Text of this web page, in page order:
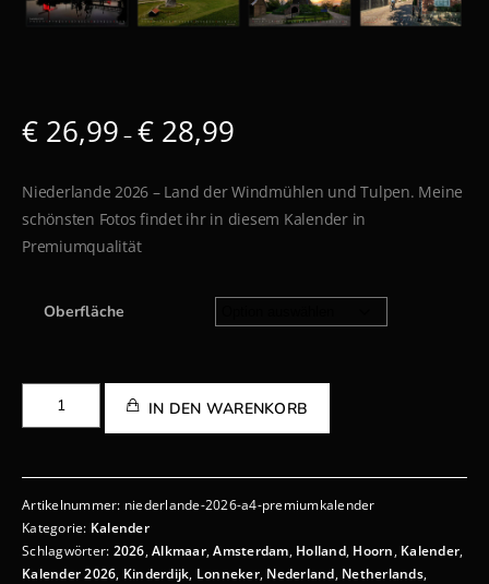
€ 26,99 – €28,99
Niederlande 2026 – Land der Windmühlen und Tulpen. Meine
schönsten Fotos findet ihr in diesem Kalender in
Premiumqualität
Oberfläche
IN DEN WARENKORB
Artikelnummer: niederlande-2026-a4-premiumkalender
Kategorie: Kalender
Schlagwörter: 2026,Alkmaar,Amsterdam, Holland, Hoorn, Kalender,
Kalender 2026, Kinderdijk, Lonneker, Nederland, Netherlands,